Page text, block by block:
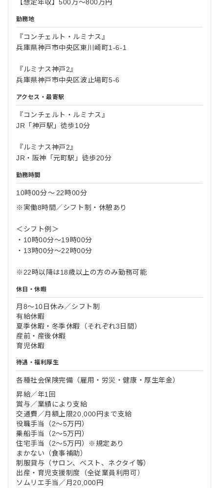
【想定年収】500万～800万円
勤務地
『コンチェルト・ルミナス』
兵庫県神戸市中央区東川崎町1-6-1
『ルミナス神戸2』
兵庫県神戸市中央区波止場町5-6
アクセス・最寄駅
『コンチェルト・ルミナス』
JR「神戸駅」徒歩10分
『ルミナス神戸2』
JR・阪神「元町駅」徒歩20分
勤務時間
10時00分〜22時00分
※実働8時間／シフト制・休憩あり
＜シフト例＞
・10時00分～19時00分
・13時00分～22時00分
※22時以降は18歳以上の方のみ勤務可能
休日・休暇
月8～10日休み／シフト制
有給休暇
夏季休暇・冬季休暇（それぞれ3日間）
産前・産後休暇
育児休暇
待遇・福利厚生
各種社会保険完備（雇用・労災・健康・厚生年金）
昇給／年1回
賞与／業績により支給
交通費／月額上限20,000円まで支給
役職手当（2～5万円）
乗船手当（2～5万円）
住宅手当（2～5万円）※規定あり
まかない（食事補助）
制服貸与（サロン、ベスト、ネクタイ等）
出産・育児支援制度（全従業員利用可）
ソムリエ手当／月20,000円